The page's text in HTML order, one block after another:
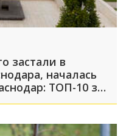
застали в
началась
ТОП-10 за